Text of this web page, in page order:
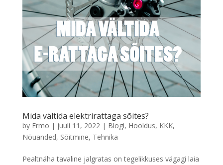
Mida vältida elektrirattaga sõites?
by Ermo | juuli 11, 2022| Blogi, Hooldus, KKK,
Nõuanded, Sõitmine, Tehnika
Pealtnäha tavaline jalgratas on tegelikkuses vägagi laia